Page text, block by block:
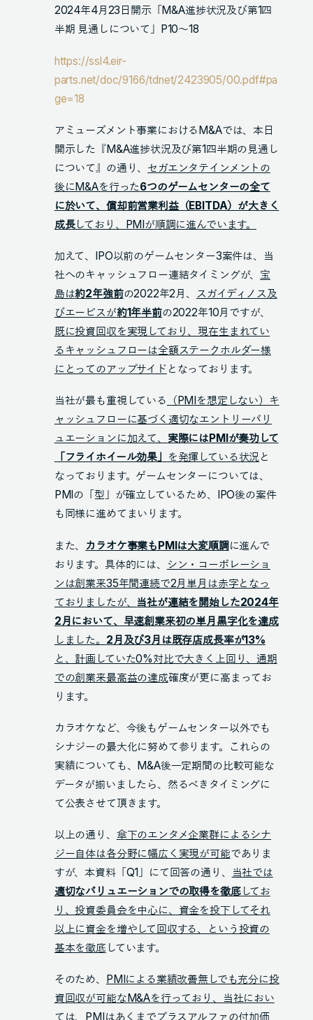
反社会勢力に対する基本方針
Copyright © GENDA Inc. All Rights Reserved. ENGLISH
2024年4月23日開示「M&A進捗状況及び第1四
半期 見通しについて」P10～18
https://ssl4.eir-
parts.net/doc/9166/tdnet/2423905/00.pdf#pa
ge=18
アミューズメント事業におけるM&Aでは、本日
開示した『M&A進捗状況及び第1四半期の見通し
について』の通り、 セガエンタテインメントの
後にM&Aを行った6つのゲームセンターの全て
に於いて、償却前営業利益（EBITDA）が大きく
成長しており、PMIが順調に進んでいます。
加えて、IPO以前のゲームセンター3案件は、当
社へのキャッシュフロー連結タイミングが、 宝
島は約2年強前の2022年2月、 スガイディノス及
びエービスが約1年半前の2022年10月ですが、
既に投資回収を実現しており、現在生まれてい
るキャッシュフローは全額ステークホルダー様
にとってのアップサイド となっております。
当社が最も重視している （PMIを想定しない）キ
ャッシュフローに基づく適切なエントリーバリ
ュエーションに加えて、 実際にはPMIが奏功して
「フライホイール効果」
を発揮している状況と
なっております。ゲームセンターについては、
PMIの「型」が確立しているため、IPO後の案件
も同様に進めてまいります。
また、 カラオケ事業もPMIは大変順調に進んで
おります。具体的には、
シン・コーポレーショ
ンは創業来35年間連続で2月単月は赤字となっ
ておりましたが、 当社が連結を開始した2024年
2月において、早速創業来初の単月黒字化を達成
しました。 2月及び3月は既存店成長率が13%
と、計画していた0%対比で大きく上回り、通期
での創業来最高益の達成確度が更に高まってお
ります。
カラオケなど、今後もゲームセンター以外でも
シナジーの最大化に努めて参ります。これらの
実績についても、M&A後一定期間の比較可能な
データが揃いましたら、然るべきタイミングに
て公表させて頂きます。
以上の通り、 傘下のエンタメ企業群によるシナ
ジー自体は各分野に幅広く実現が可能でありま
すが、本資料「Q1」にて回答の通り、 当社では
適切なバリュエーションでの取得を徹底してお
り、投資委員会を中心に、資金を投下してそれ
以上に資金を増やして回収する、という投資の
基本を徹底 しています。
そのため、
PMIによる業績改善無しでも充分に投
資回収が可能なM&Aを行っており、当社におい
ては、PMIはあくまでプラスアルファの付加価